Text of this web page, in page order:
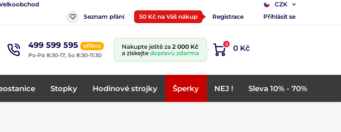
CZK
Seznam přání
50 Kč na Váš nákup Registrace Přihlásit se
499 599 595
offline
Po-Pá 8:30-17, So 8:30-11:30
Nakupte ještě za 2 000 Kč
a získejte dopravu zdarma
0 0 Kč
Stopky Hodinové strojky Šperky NEJ ! Sleva 10% - 70%